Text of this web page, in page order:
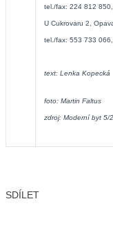
tel./fax: 224 812
U Cukrovaru 2,
tel./fax: 553 733
text: Lenka Kopecká
foto: Martin Faltus
zdroj: Moderní byt 5/
SDÍLET